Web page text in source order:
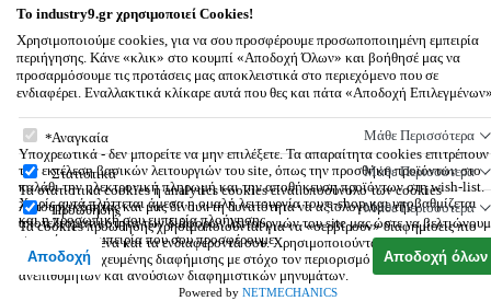
0
Βάλε κάτι στο καλάθι σου
To industry9.gr χρησιμοποιεί Cookies!
Χρησιμοποιούμε cookies, για να σου προσφέρουμε προσωποποιημένη εμπειρία
περιήγησης. Κάνε «κλικ» στο κουμπί «Αποδοχή Όλων» και βοήθησέ μας να
προσαρμόσουμε τις προτάσεις μας αποκλειστικά στο περιεχόμενο που σε
ενδιαφέρει. Εναλλακτικά κλίκαρε αυτά που θες και πάτα «Αποδοχή
To
Αναγκαία Μάθε Περισσότερα
Υποχρεωτικά - δεν μπορείτε να μην επιλέξετε. Τα απαραίτητα cookies επιτρέπουν
την εκτέλεση βασικών λειτουργιών του site, όπως την προσθήκη προϊόντων στο
καλάθι την ηλεκτρονική πληρωμή και την αποθήκευση προϊόντων στη wish-list.
Χωρίς αυτά πλήττεται άμεσα η ομαλή λειτουργία του e-shop και υποβαθμίζεται
και η προσωπική σου εμπειρία πλοήγησης.
Στατιστικά Μάθε Περισσότερα
Τα στατιστικά cookies ή analytics cookies είναι υποσύνολο των cookies
λειτουργικότητας και μας δίνουν τη δυνατότητα να αξιολογούμε την
αποτελεσματικότητα των διάφορων λειτουργιών του site μας ώστε να
συνεχώς την εμπειρία που σου προσφέρουμε.
Προώθησης Μάθε Περισσότερα
Τα cookies προώθησης χρησιμοποιούνται για να «σερβίρουν» διαφημίσεις πιο
σχετικές με εσένα και τα ενδιαφέροντά σου. Χρησιμοποιούνται επίσης για την
αποστολή στοχευμένης διαφήμισης με στόχο τον περιορισμό των μαζικών,
ανεπιθύμητων και ανούσιων διαφημιστικών μηνυμάτων.
Αποδοχή Αποδοχή όλων
Powered by NETMECHANICS